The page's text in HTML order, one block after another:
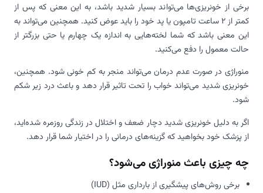
برخی از خونریزی‌ها می‌تواند بسیار شدید باشد، به این معنی که پس از
کمتر از 2 ساعت تامپون یا پد خود را باید عوض کنید. همچنین می‌تواند به
این معنی باشد که شما لخته‌هایی به اندازه یک چهارم یا حتی بزرگتر از
حالت معمول را دفع می‌کنید.
منوراژی در صورت عدم درمان می‌تواند منجر به کم خونی شود. همچنین،
خونریزی شدید می‌تواند خواب را تحت تاثیر قرار دهد و باعث درد زیر شکم
شود.
اگر به دلیل خونریزی شدید دچار ضعف و اختلال در زندگی روزمره شده‌اید،
از پزشک خود بخواهید که گزینه‌های درمانی را در اختیار شما قرار دهد.
چه چیزی باعث منوراژی می‌شود؟
برخی روش‌های پیشگیری از بارداری مثل (IUD)